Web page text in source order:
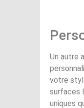
Un autre
votre
surfaces
uniques